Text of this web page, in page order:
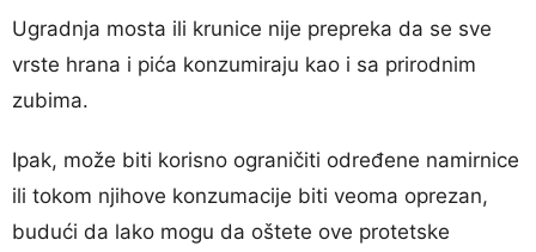
Ugradnja mosta ili krunice nije prepreka da se sve
vrste hrana i pića konzumiraju kao i sa prirodnim
zubima.
Ipak, može biti korisno ograničiti određene namirnice
ili tokom njihove konzumacije biti veoma oprezan,
budući da lako mogu da oštete ove protetske